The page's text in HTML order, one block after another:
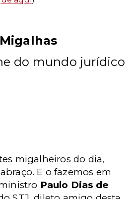
do mundo jurídico
migalheiros do dia,
E o fazemos em
Paulo Dias de